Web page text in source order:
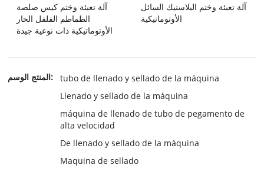
آلة تعبئة وختم كيس صلصة
الطماطم الفلفل الحار
الأوتوماتيكية ذات نوعية جيدة
آلة تعبئة وختم البلاستيك السائل
الأوتوماتيكية
المنتج الوسم:
tubo de llenado y sellado de la máquina
Llenado y sellado de la máquina
máquina de llenado de tubo de pegamento de
alta velocidad
De llenado y sellado de la máquina
Maquina de sellado